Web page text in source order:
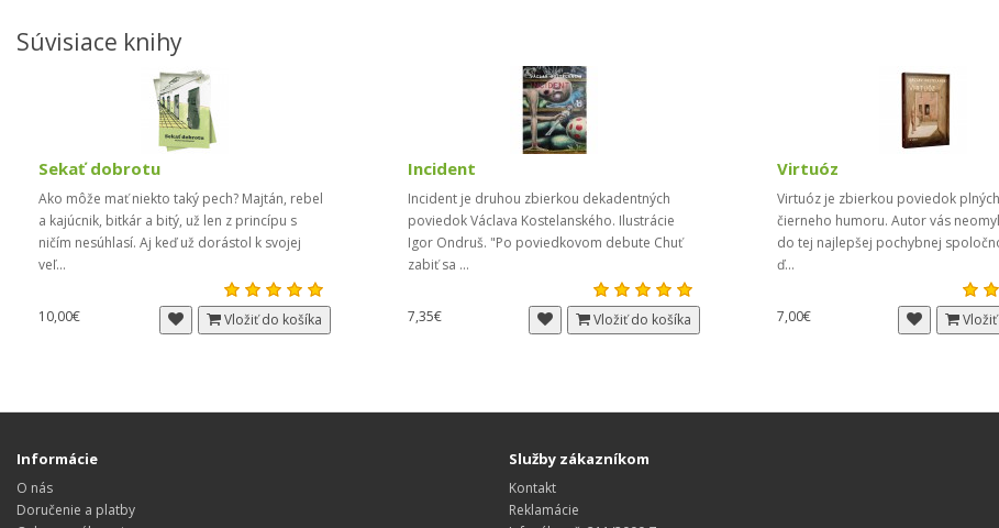
Súvisiace knihy
Sekať dobrotu
Ako môže mať niekto taký pech? Majtán, rebel
a kajúcnik, bitkár a bitý, už len z princípu s
ničím nesúhlasí. Aj keď už dorástol k svojej
veľ...
10,00€ Vložiť do košíka
Incident
​Incident je druhou zbierkou dekadentných
poviedok Václava Kostelanského. Ilustrácie
Igor Ondruš. "Po poviedkovom debute Chuť
zabiť sa ...
7,35€ Vložiť do košíka
Virtuóz
Virtuóz je zbierkou poviedok
čierneho humoru. Autor vás
do tej najlepšej pochybnej
ď...
7,00€
Informácie
O nás
Doručenie a platby
Služby zákazníkom
Kontakt
Reklamácie